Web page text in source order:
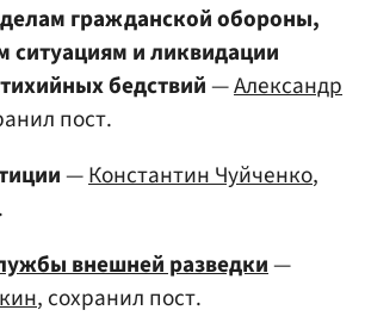
гражданской обороны,
ситуациям и ликвидации
бедствий—Александр
пост.
—Константин Чуйченко,
внешней разведки—
, сохранил пост.